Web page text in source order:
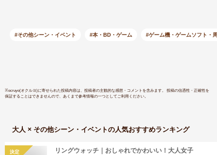
#その他シーン・イベント #本・BD・ゲーム #ゲーム機・ゲームソフト・
※ocruyo(オクルヨ)に寄せられた投稿内容は、投稿者の主観的な感想・コメントを含みます。 投稿の信憑性・正確性を
保証することはできませんので、あくまで参考情報の一つとしてご利用ください。
大人 × その他シーン・イベントの人気おすすめランキング
決定
リングウォッチ｜おしゃれでかわいい！大人女子